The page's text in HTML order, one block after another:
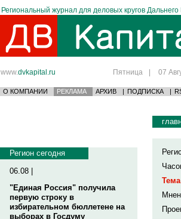
Региональный журнал для деловых кругов Дальнего
www.dvkapital.ru Пятница | 07
О КОМПАНИИ РЕКЛАМА АРХИВ | ПОДПИСКА |
Регион сегодня
06.08 |
"Единая Россия" получила
первую строку в
избирательном бюллетене на
выборах в Госдуму